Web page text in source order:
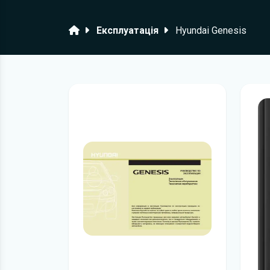
ГоловнаЕксплуатація Hyundai Genesis